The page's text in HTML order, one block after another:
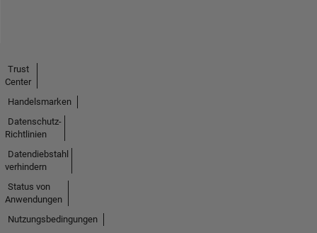
Trust
Center
Handelsmarken
Datenschutz-
Richtlinien
Datendiebstahl
verhindern
Status von
Anwendungen
Nutzungsbedingungen